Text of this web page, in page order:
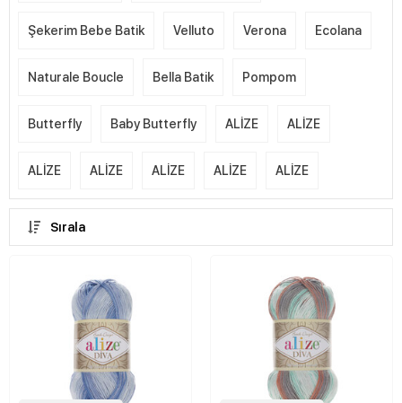
Şekerim Bebe Batik Velluto Verona Ecolana
Naturale Boucle Bella Batik Pompom
Butterfly Baby Butterfly ALİZE ALİZE
ALİZE ALİZE ALİZE ALİZE ALİZE
Sırala